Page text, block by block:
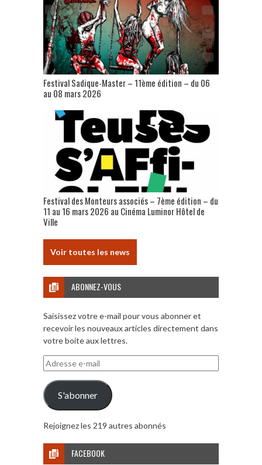
Festival Sadique-Master – 11ème édition – du 06
au 08 mars 2026
Festival des Monteurs associés – 7ème édition – du
11 au 16 mars 2026 au Cinéma Luminor Hôtel de
Ville
Voir toutes les news
ABONNEZ-VOUS
Saisissez votre e-mail pour vous abonner et
recevoir les nouveaux articles directement dans
votre boite aux lettres.
Adresse
e-
mail
S'abonner
Rejoignez les 219 autres abonnés
FACEBOOK